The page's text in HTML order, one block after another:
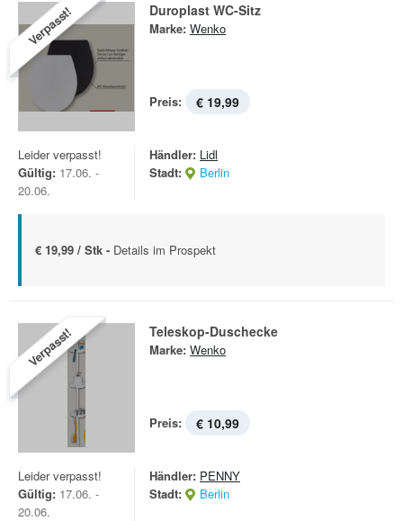
Verpasst! Duroplast WC-Sitz
Marke: Wenko
Preis: € 19,99
Leider verpasst!
Gültig: 17.06. -
20.06.
Händler: Lidl
Stadt:
Berlin
€ 19,99 / Stk - Details im Prospekt
Verpasst! Teleskop-Duschecke
Marke: Wenko
Preis: € 10,99
Leider verpasst!
Gültig: 17.06. -
20.06.
Händler: PENNY
Stadt:
Berlin